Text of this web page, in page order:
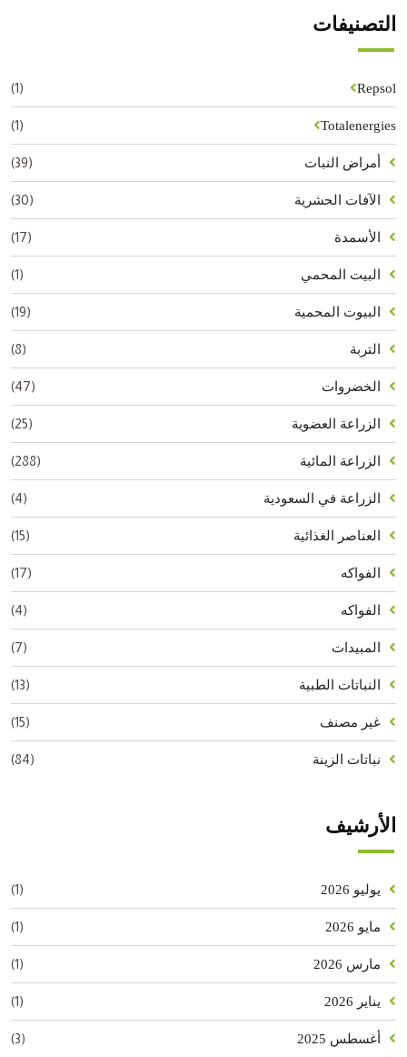
التصنيفات
Repsol
(1)
Totalenergies
(1)
أمراض النبات (39)
الآفات الحشرية (30)
الأسمدة (17)
البيت المحمي (1)
البيوت المحمية (19)
التربة (8)
الخضروات (47)
الزراعة العضوية (25)
الزراعة المائية (288)
الزراعة في السعودية (4)
العناصر الغذائية (15)
الفواكه (17)
الفواكه (4)
المبيدات (7)
النباتات الطبية (13)
غير مصنف (15)
نباتات الزينة (84)
الأرشيف
يوليو 2026 (1)
مايو 2026 (1)
مارس 2026 (1)
يناير 2026 (1)
أغسطس 2025 (3)